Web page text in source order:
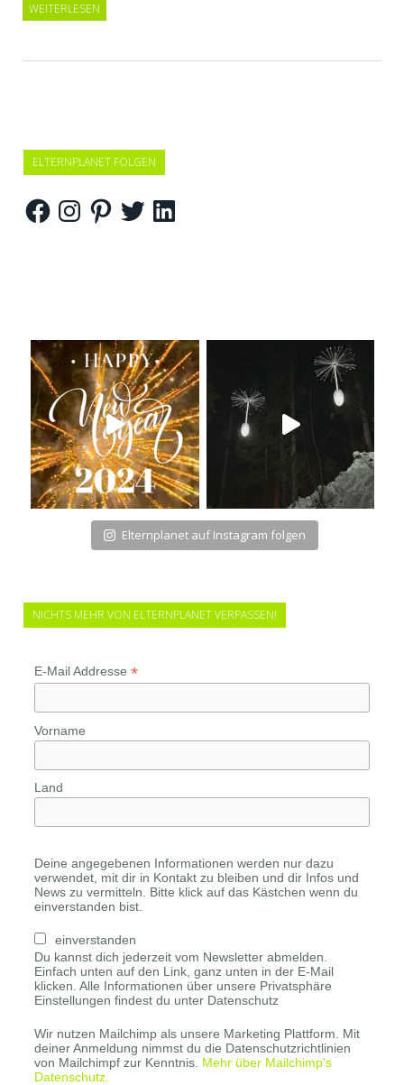
WEITERLESEN
ELTERNPLANET FOLGEN
FacebookInstagramPinterestTwitterLinkedIn
Elternplanet auf Instagram folgen
NICHTS MEHR VON ELTERNPLANET VERPASSEN!
E-Mail Addresse *
Vorname
Land
Deine angegebenen Informationen werden nur dazu
verwendet, mit dir in Kontakt zu bleiben und dir Infos und
News zu vermitteln. Bitte klick auf das Kästchen wenn du
einverstanden bist.
einverstanden
Du kannst dich jederzeit vom Newsletter abmelden.
Einfach unten auf den Link, ganz unten in der E-Mail
klicken. Alle Informationen über unsere Privatsphäre
Einstellungen findest du unter Datenschutz
Wir nutzen Mailchimp als unsere Marketing Plattform. Mit
deiner Anmeldung nimmst du die Datenschutzrichtlinien
von Mailchimpf zur Kenntnis. Mehr über Mailchimp's
Datenschutz.